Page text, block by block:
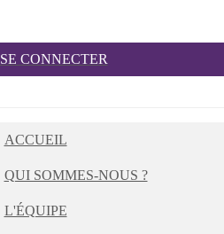
SE CONNECTER
ACCUEIL
QUI SOMMES-NOUS ?
L'ÉQUIPE